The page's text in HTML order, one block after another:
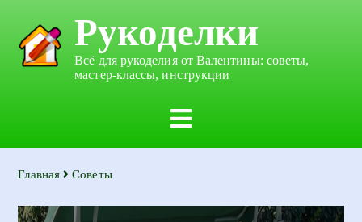
Рукоделки
Всё для рукоделия от Валентины: советы,
мастер-классы, инструкции
Главная Советы